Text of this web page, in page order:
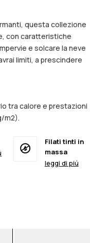
questa collezione
con caratteristiche
e solcare la neve
limiti, a prescindere
tra calore e prestazioni
m2).
Filati tinti in
massa
leggi di piú